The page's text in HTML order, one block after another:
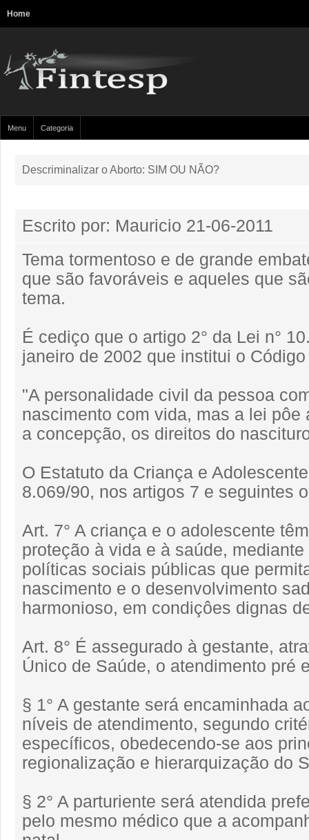
Home
Menu Categoria
Descriminalizar o Aborto: SIM OU NÃO?
Escrito por: Mauricio 21-06-2011
Tema tormentoso e de grande
que são favoráveis e aqueles que
tema.
É cediço que o artigo 2° da Lei n°
janeiro de 2002 que institui o
"A personalidade civil da pessoa
nascimento com vida, mas a lei pôe
a concepção, os direitos do
O Estatuto da Criança e
8.069/90, nos artigos 7 e seguintes
Art. 7° A criança e o adolescente
proteção à vida e à saúde,
políticas sociais públicas que
nascimento e o desenvolvimento
harmonioso, em condiçôes dignas
Art. 8° É assegurado à gestante,
Único de Saúde, o atendimento
§ 1° A gestante será encaminhada
níveis de atendimento, segundo
específicos, obedecendo-se aos
regionalização e hierarquização do
§ 2° A parturiente será atendida
pelo mesmo médico que a